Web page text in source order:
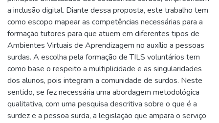
a inclusão digital. Diante dessa proposta, este trabalho tem
como escopo mapear as competências necessárias para a
formação tutores para que atuem em diferentes tipos de
Ambientes Virtuais de Aprendizagem no auxílio a pessoas
surdas. A escolha pela formação de TILS voluntários tem
como base o respeito a multiplicidade e as singularidades
dos alunos, pois integram a comunidade de surdos. Neste
sentido, se fez necessária uma abordagem metodológica
qualitativa, com uma pesquisa descritiva sobre o que é a
surdez e a pessoa surda, a legislação que ampara o serviço